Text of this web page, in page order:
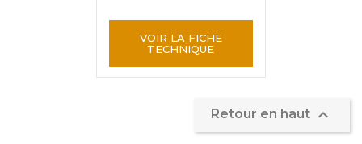
VOIR LA FICHE
TECHNIQUE
Retour en haut 